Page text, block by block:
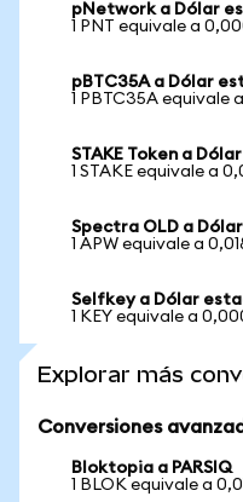
pNetwork a Dólar
1 PNT equivale a
pBTC35A a Dólar
1 PBTC35A equivale
STAKE Token a
1 STAKE equivale a
Spectra OLD a
1 APW equivale a
Selfkey a Dólar
1 KEY equivale a
Explorar más
Conversiones
Bloktopia a PARSIQ
1 BLOK equivale a